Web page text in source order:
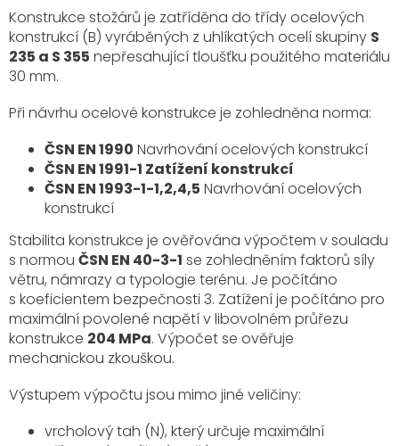
Konstrukce stožárů je zatříděna do třídy ocelových
konstrukcí (B) vyráběných z uhlíkatých ocelí skupiny S
235 a S 355 nepřesahující tloušťku použitého materiálu
30 mm.
Při návrhu ocelové konstrukce je zohledněna norma:
ČSN EN 1990 Navrhování ocelových konstrukcí
ČSN EN 1991-1 Zatížení konstrukcí
ČSN EN 1993-1-1,2,4,5 Navrhování ocelových
konstrukcí
Stabilita konstrukce je ověřována výpočtem v souladu
s normou ČSN EN 40-3-1 se zohledněním faktorů síly
větru, námrazy a typologie terénu. Je počítáno
s koeficientem bezpečnosti 3. Zatížení je počítáno pro
maximální povolené napětí v libovolném průřezu
konstrukce 204 MPa. Výpočet se ověřuje
mechanickou zkouškou.
Výstupem výpočtu jsou mimo jiné veličiny:
vrcholový tah (N), který určuje maximální